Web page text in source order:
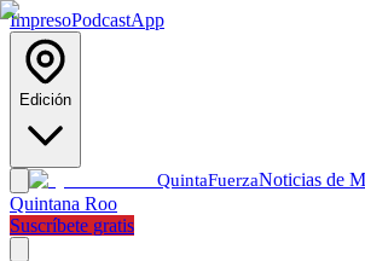
ImpresoPodcastApp
Edición
QuintaFuerzaNoticias de
Quintana Roo
Suscríbete gratis